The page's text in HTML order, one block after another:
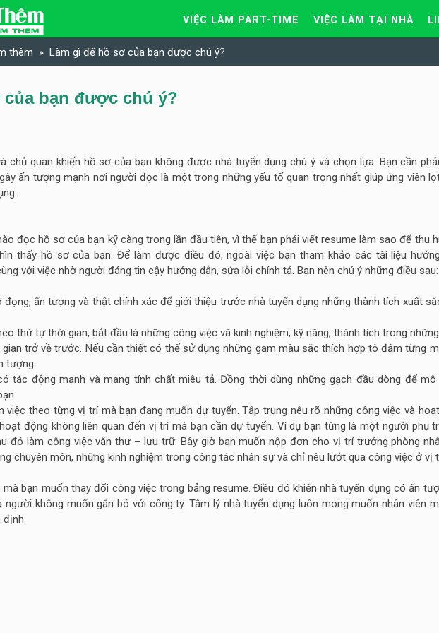
VIỆC LÀM PART-TIME VIỆC LÀM TẠI NHÀ
thêm Làm gì để hồ sơ của bạn được chú ý?
bạn được chú ý?
chủ quan khiến hồ sơ của bạn không được nhà tuyển dụng chú ý và chọn lựa. Bạn cần
ấn tượng mạnh nơi người đọc là một trong những yếu tố quan trọng nhất giúp ứng viên
đọc hồ sơ của bạn kỹ càng trong lần đầu tiên, vì thế bạn phải viết resume làm sao để thu
thấy hồ sơ của bạn. Để làm được điều đó, ngoài việc bạn tham khảo các tài liệu
với việc nhờ người đáng tin cậy hướng dẫn, sửa lỗi chính tả. Bạn nên chú ý những điều sau:
đọng, ấn tượng và thật chính xác để giới thiệu trước nhà tuyển dụng những thành tích xuất
thứ tự thời gian, bắt đầu là những công việc và kinh nghiệm, kỹ năng, thành tích trong
trở về trước. Nếu cần thiết có thể sử dụng những gam màu sắc thích hợp tô đậm từng
tượng.
tác động mạnh và mang tính chất miêu tả. Đồng thời dùng những gạch đầu dòng để
việc theo từng vị trí mà bạn đang muốn dự tuyển. Tập trung nêu rõ những công việc và
động không liên quan đến vị trí mà bạn cần dự tuyển. Ví dụ bạn từng là một người phụ
đó làm công việc văn thư – lưu trữ. Bây giờ bạn muốn nộp đơn cho vị trí trưởng phòng
chuyên môn, những kinh nghiệm trong công tác nhân sự và chỉ nêu lướt qua công việc ở vị
bạn muốn thay đổi công việc trong bảng resume. Điều đó khiến nhà tuyển dụng có ấn
không muốn gắn bó với công ty. Tâm lý nhà tuyển dụng luôn mong muốn nhân viên
định.